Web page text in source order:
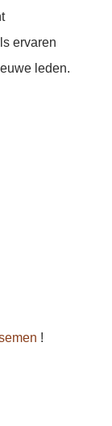
ervaren
leden.
!